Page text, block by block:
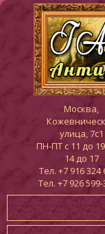
Москва,
улица, 7с1
ПН-ПТ c 11 до
14 до 17
Тел. +7 916 324
Тел. +7 926